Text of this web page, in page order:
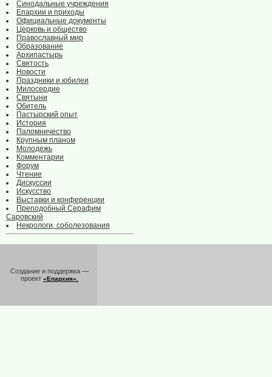
Синодальные учреждения
Епархии и приходы
Официальные документы
Церковь и общество
Православный мир
Образование
Архипастырь
Святость
Новости
Праздники и юбилеи
Милосердие
Святыни
Обитель
Пастырский опыт
История
Паломничество
Крупным планом
Молодежь
Комментарии
Форум
Чтение
Дискуссии
Искусство
Выставки и конференции
Преподобный Серафим
Саровский
Некрологи, соболезования
Создание и поддержка —
проект «Епархия».